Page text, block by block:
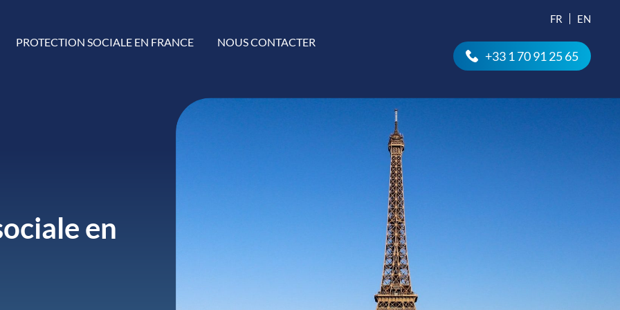
PROTECTION SOCIALE EN FRANCE NOUS CONTACTER
FR EN
+33 1 70 91 25 65
en